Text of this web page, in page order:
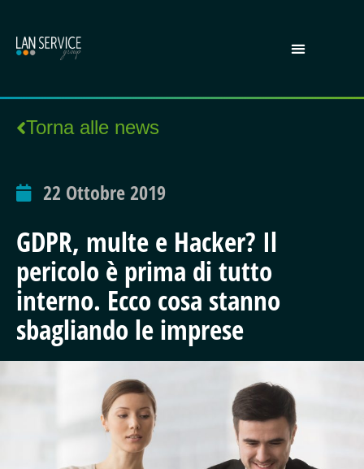
Torna alle news
22 Ottobre 2019
GDPR, multe e Hacker? Il
pericolo è prima di tutto
interno. Ecco cosa stanno
sbagliando le imprese